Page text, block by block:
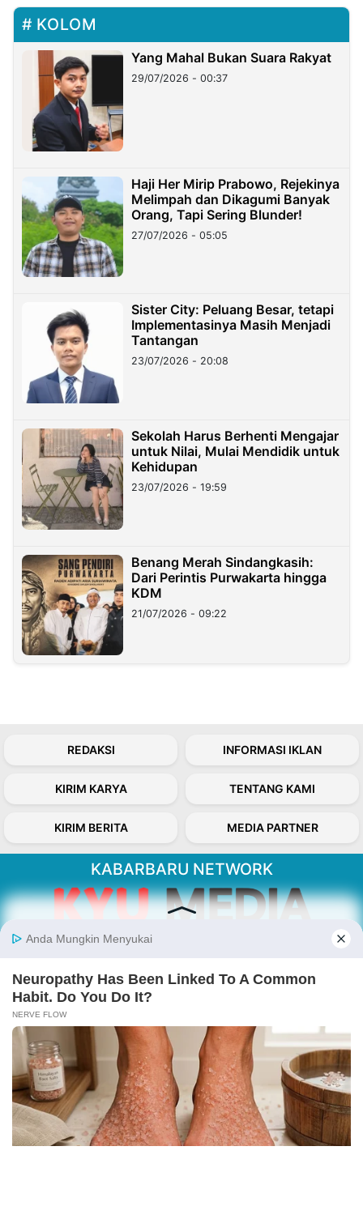
KOLOM
Yang Mahal Bukan Suara Rakyat
29/07/2026 - 00:37
Haji Her Mirip Prabowo, Rejekinya
Melimpah dan Dikagumi Banyak
Orang, Tapi Sering Blunder!
27/07/2026 - 05:05
Sister City: Peluang Besar, tetapi
Implementasinya Masih Menjadi
Tantangan
23/07/2026 - 20:08
Sekolah Harus Berhenti Mengajar
untuk Nilai, Mulai Mendidik untuk
Kehidupan
23/07/2026 - 19:59
Benang Merah Sindangkasih:
Dari Perintis Purwakarta hingga
KDM
21/07/2026 - 09:22
REDAKSI INFORMASI IKLAN
KIRIM KARYA TENTANG KAMI
KIRIM BERITA MEDIA PARTNER
KABARBARU NETWORK
Kabarbaru.co menyajikan berita aktual dan
Follow Kabarbaru